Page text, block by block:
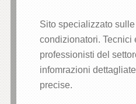
Sito specializzato
condizionatori. Tecnici
professionisti del
infomrazioni
precise.